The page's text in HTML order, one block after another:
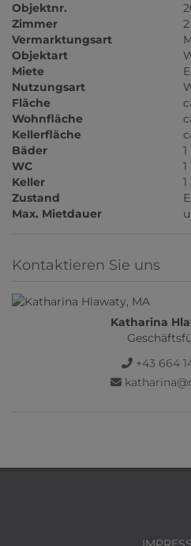
Objektnr.
Zimmer
2
Vermarktungsart
Objektart
Miete
Nutzungsart
Fläche
Wohnfläche
Kellerfläche
Bäder
1
WC
1
Keller
1
Zustand
Max. Mietdauer
Kontaktieren Sie uns
Katharina
+43 664